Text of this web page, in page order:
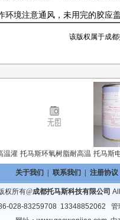
环境注意通风，未用完的胶应
该版权属于成
温灌 托马斯环氧树脂耐高温 托马斯
关于我们 联系我们 注册协议
权所有@成都托马斯科技有限公司
028-83259708 13348852062 管